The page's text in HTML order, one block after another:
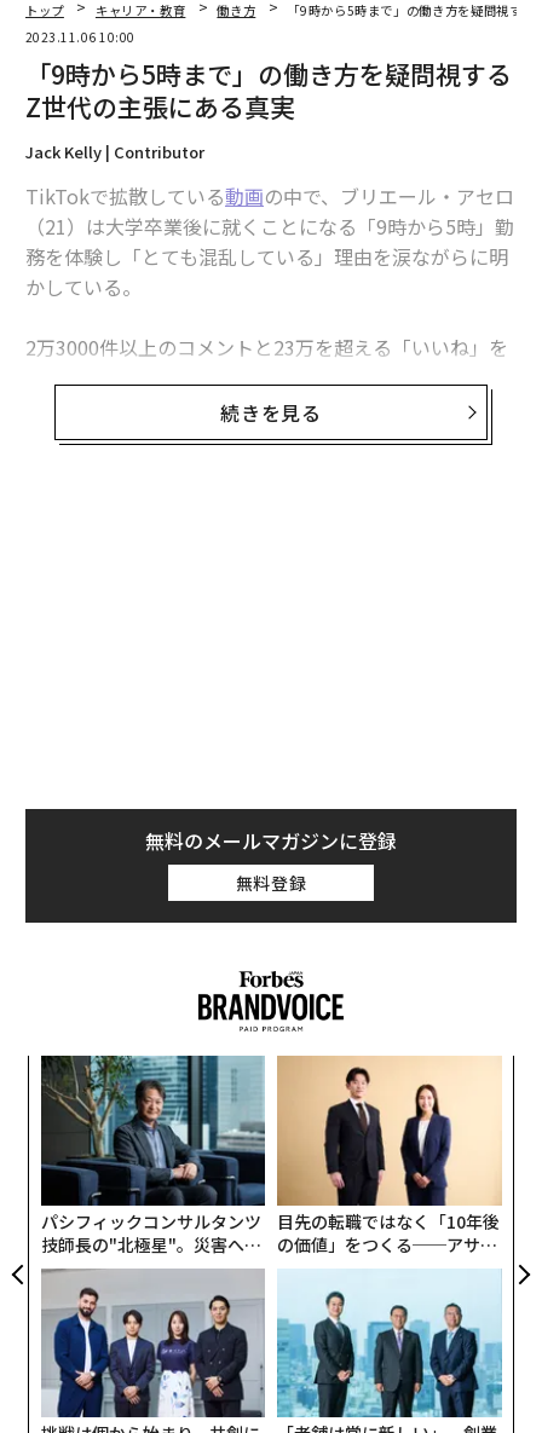
トップ キャリア・教育 働き方
「9時から5時まで」の働き方を疑問視す
2023.11.06 10:00
「9時から5時まで」の働き方を疑問視する
Z世代の主張にある真実
Jack Kelly | Contributor
TikTokで拡散している動画の中で、ブリエール・アセロ
（21）は大学卒業後に就くことになる「9時から5時」勤
務を体験し「とても混乱している」理由を涙ながらに明
かしている。
2万3000件以上のコメントと23万を超える「いいね」を
集めたこの動画で、アセロは「一般的に、9時から5時ま
で働くという設定はおかしい」と述べ、1日の仕事が終
わるころには疲労困憊していると訴えた。「仕事から解
続きを見る
無料のメールマガジンに登録
無料登録
パシフィックコンサルタンツ
技師長の"北極星"。災害への
無力感を乗り越え見つけた、
防災一筋20年の答え
目先の転職ではなく「10年後
の価値」をつくる──アサイ
ンの長期伴走型支援とは